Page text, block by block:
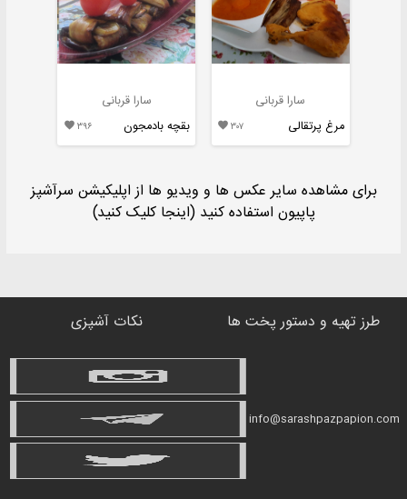
سارا قربانی
مرغ پرتقالی
۳۰۷ 
سارا قربانی
بقچه بادمجون
۳۹۶ 
برای مشاهده سایر عکس ها و ویدیو ها از اپلیکیشن سرآشپز
پاپیون استفاده کنید (اینجا کلیک کنید)
طرز تهیه و دستور پخت ها نکات آشپزی
info@sarashpazpapion.com